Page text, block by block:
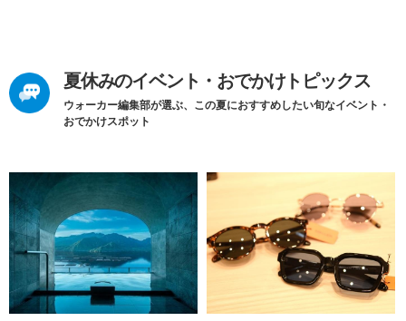
夏休みのイベント・おでかけトピックス
ウォーカー編集部が選ぶ、この夏におすすめしたい旬なイベント・
おでかけスポット